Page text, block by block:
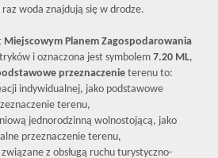
raz woda znajdują się w drodze.
Miejscowym Planem Zagospodarowania
i oznaczona jest symbolem 7.20 ML,
przeznaczenie terenu to:
indywidualnej, jako podstawowe
terenu,
jednorodzinną wolnostojącą, jako
przeznaczenie terenu,
z obsługą ruchu turystyczno-